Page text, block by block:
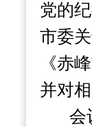
党的
市委
《赤
并对
会